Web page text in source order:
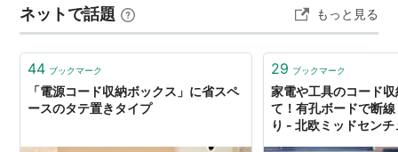
ホワイト 品番：4508」だわ！ これの何が凄いかって、
石こうボードピンや木ネジで壁面にしっか…
ネットで話題 もっと見る
44 ブックマーク
「電源コード収納ボックス」に省スペ
ースのタテ置きタイプ
29 ブックマーク
家電や工具のコード
て！有孔ボードで断
り - 北欧ミッドセン